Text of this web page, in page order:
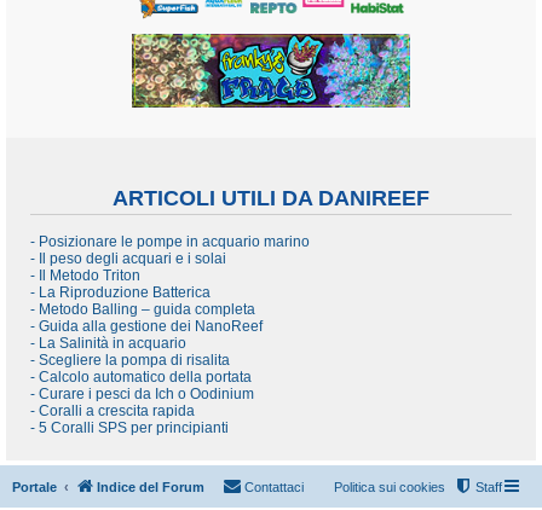
ARTICOLI UTILI DA DANIREEF
- Posizionare le pompe in acquario marino
- Il peso degli acquari e i solai
- Il Metodo Triton
- La Riproduzione Batterica
- Metodo Balling – guida completa
- Guida alla gestione dei NanoReef
- La Salinità in acquario
- Scegliere la pompa di risalita
- Calcolo automatico della portata
- Curare i pesci da Ich o Oodinium
- Coralli a crescita rapida
- 5 Coralli SPS per principianti
Portale Indice del Forum Staff
Politica sui cookies
Contattaci